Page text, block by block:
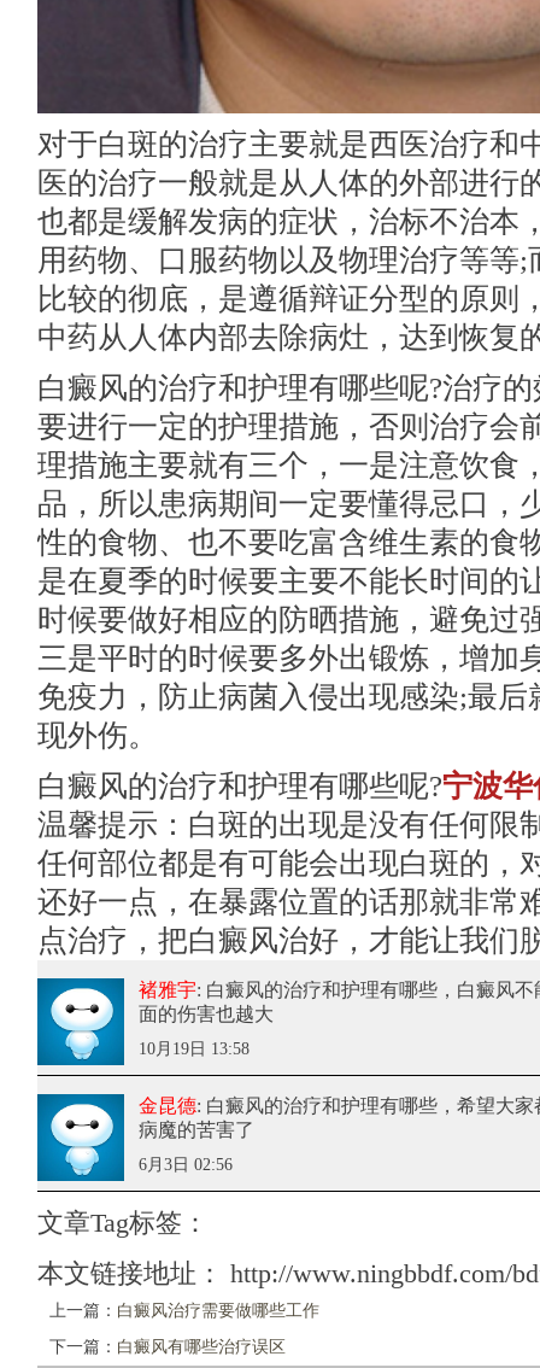
对于白斑的治疗主要就是西医治疗和
医的治疗一般就是从人体的外部进行
也都是缓解发病的症状，治标不治本
用药物、口服药物以及物理治疗等等
比较的彻底，是遵循辩证分型的原则
中药从人体内部去除病灶，达到恢复
白癜风的治疗和护理有哪些呢?治疗
要进行一定的护理措施，否则治疗会
理措施主要就有三个，一是注意饮食
品，所以患病期间一定要懂得忌口，
性的食物、也不要吃富含维生素的食
是在夏季的时候要主要不能长时间的
时候要做好相应的防晒措施，避免过
三是平时的时候要多外出锻炼，增加
免疫力，防止病菌入侵出现感染;最后
现外伤。
白癜风的治疗和护理有哪些呢?宁波
温馨提示：白斑的出现是没有任何限
任何部位都是有可能会出现白斑的，
还好一点，在暴露位置的话那就非常
点治疗，把白癜风治好，才能让我们
褚雅宇: 白癜风的治疗和护理有哪些，白癜风不
面的伤害也越大
10月19日 13:58
金昆德: 白癜风的治疗和护理有哪些，希望大家
病魔的苦害了
6月3日 02:56
文章Tag标签：
本文链接地址： http://www.ningbbdf.com/
上一篇： 白癜风治疗需要做哪些工作
下一篇： 白癜风有哪些治疗误区